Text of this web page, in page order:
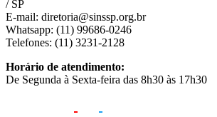
/ SP
E-mail: diretoria@sinssp.org.br
Whatsapp: (11) 99686-0246
Telefones: (11) 3231-2128
Horário de atendimento:
De Segunda à Sexta-feira das 8h30 às 17h30